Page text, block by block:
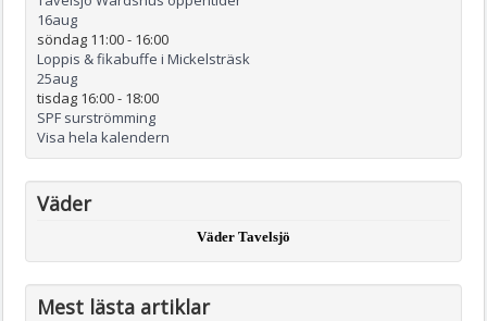
16aug
söndag 11:00- 16:00
Loppis & fikabuffe i Mickelsträsk
25aug
tisdag 16:00- 18:00
SPF surströmming
Visa hela kalendern
Väder
Väder Tavelsjö
Mest lästa artiklar